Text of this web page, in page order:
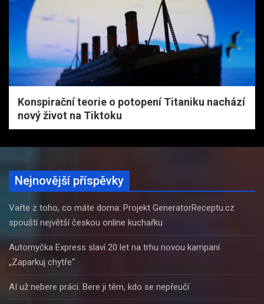
Konspirační teorie o potopení Titaniku nachází
nový život na Tiktoku
Nejnovější příspěvky
Vařte z toho, co máte doma: Projekt GeneratorReceptu.cz
spouští největší českou online kuchařku
Automyčka Express slaví 20 let na trhu novou kampaní
„Zaparkuj chytře“
AI už nebere práci. Bere ji těm, kdo se nepřeučí